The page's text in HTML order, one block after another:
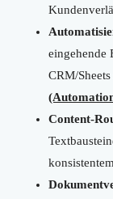
eingehende
CRM/
Content-